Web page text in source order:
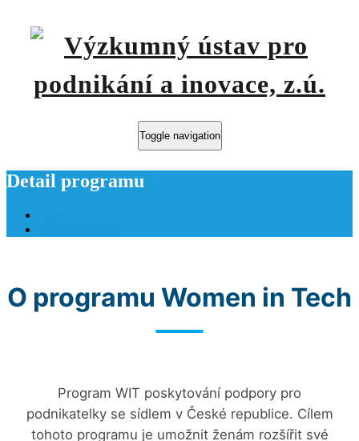
Toggle navigation
Detail programu
O programu Women in Tech
Program WIT poskytování podpory pro
podnikatelky se sídlem v České republice. Cílem
tohoto programu je umožnit ženám rozšířit své